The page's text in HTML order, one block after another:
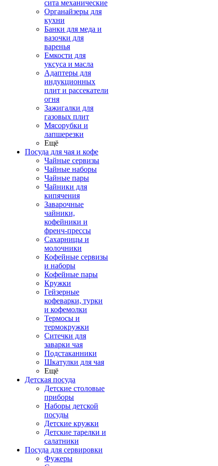
сита механические
Органайзеры для
кухни
Банки для меда и
вазочки для
варенья
Емкости для
уксуса и масла
Адаптеры для
индукционных
плит и рассекатели
огня
Зажигалки для
газовых плит
Мясорубки и
лапшерезки
Ещё
Посуда для чая и кофе
Чайные сервизы
Чайные наборы
Чайные пары
Чайники для
кипячения
Заварочные
чайники,
кофейники и
френч-прессы
Сахарницы и
молочники
Кофейные сервизы
и наборы
Кофейные пары
Кружки
Гейзерные
кофеварки, турки
и кофемолки
Термосы и
термокружки
Ситечки для
заварки чая
Подстаканники
Шкатулки для чая
Ещё
Детская посуда
Детские столовые
приборы
Наборы детской
посуды
Детские кружки
Детские тарелки и
салатники
Посуда для сервировки
Фужеры